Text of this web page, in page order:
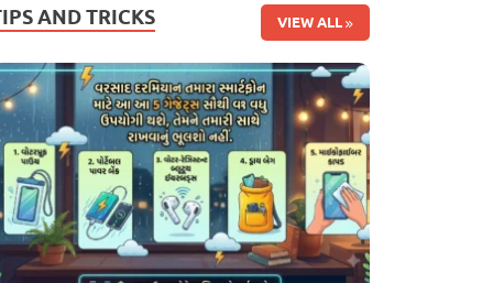
AND TRICKS VIEW ALL